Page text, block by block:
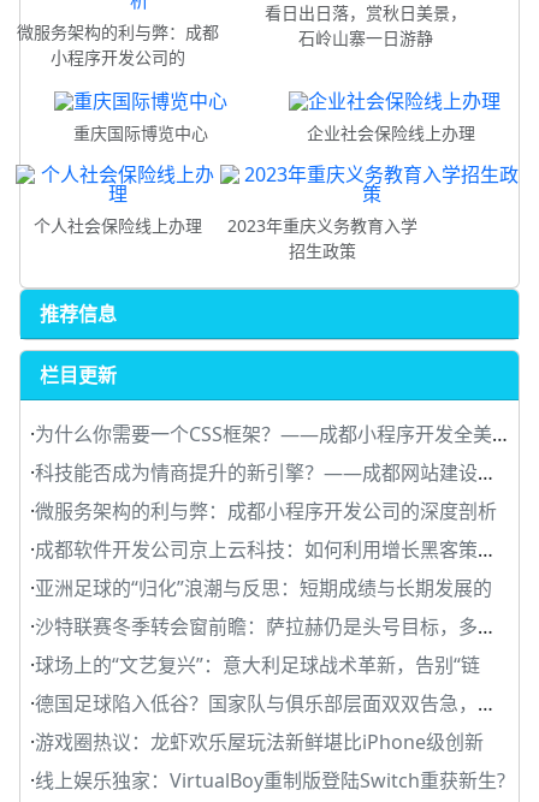
微服务架构的利与弊：成都
小程序开发公司的
看日出日落，赏秋日美景，
石岭山寨一日游静
重庆国际博览中心 企业社会保险线上办理
个人社会保险线上办理
2023年重庆义务教育入学
招生政策
推荐信息
栏目更新
·为什么你需要一个CSS框架？——成都小程序开发全美网络
·科技能否成为情商提升的新引擎？——成都网站建设京上
·微服务架构的利与弊：成都小程序开发公司的深度剖析
·成都软件开发公司京上云科技：如何利用增长黑客策略迅
·亚洲足球的“归化”浪潮与反思：短期成绩与长期发展的
·沙特联赛冬季转会窗前瞻：萨拉赫仍是头号目标，多家俱
·球场上的“文艺复兴”：意大利足球战术革新，告别“链
·德国足球陷入低谷？国家队与俱乐部层面双双告急，变革
·游戏圈热议：龙虾欢乐屋玩法新鲜堪比iPhone级创新
·线上娱乐独家：VirtualBoy重制版登陆Switch重获新生?